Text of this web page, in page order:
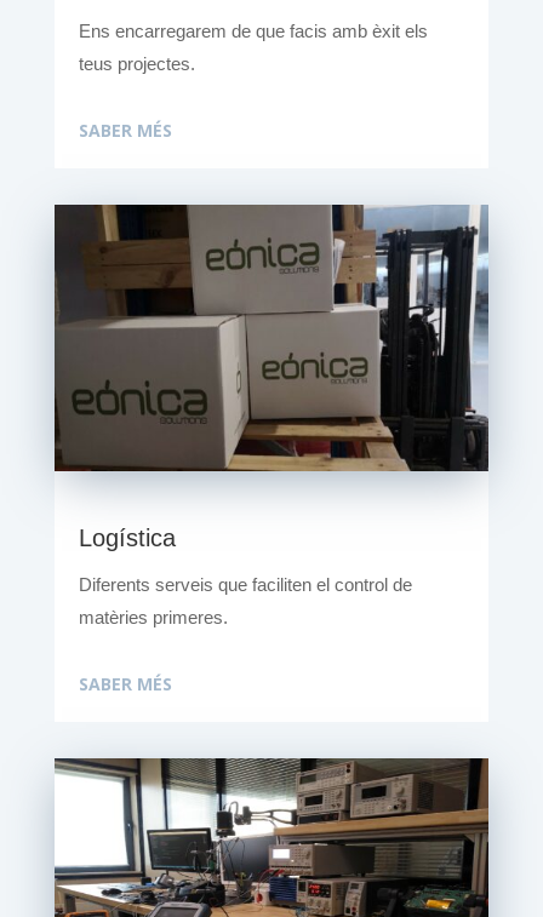
Ens encarregarem de que facis amb èxit els
teus projectes.
SABER MÉS
Logística
Diferents serveis que faciliten el control de
matèries primeres.
SABER MÉS